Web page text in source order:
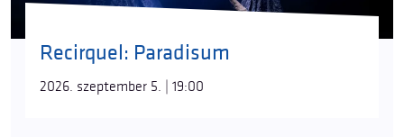
Recirquel: Paradisum
2026. szeptember 5. | 19:00